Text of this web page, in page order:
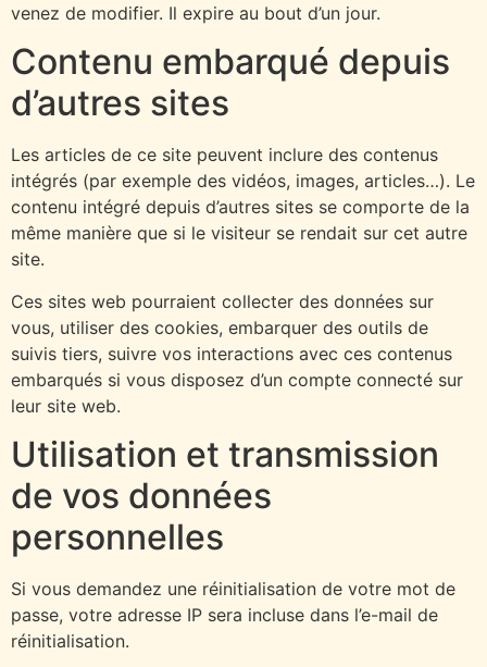
venez de modifier. Il expire au bout d’un jour.
Contenu embarqué depuis
d’autres sites
Les articles de ce site peuvent inclure des contenus
intégrés (par exemple des vidéos, images, articles…). Le
contenu intégré depuis d’autres sites se comporte de la
même manière que si le visiteur se rendait sur cet autre
site.
Ces sites web pourraient collecter des données sur
vous, utiliser des cookies, embarquer des outils de
suivis tiers, suivre vos interactions avec ces contenus
embarqués si vous disposez d’un compte connecté sur
leur site web.
Utilisation et transmission
de vos données
personnelles
Si vous demandez une réinitialisation de votre mot de
passe, votre adresse IP sera incluse dans l’e-mail de
réinitialisation.